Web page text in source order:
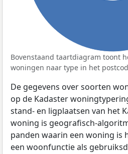
Bovenstaand taartdiagram toont
woningen naar type in het
De gegevens over soorten
op de Kadaster
stand- en ligplaatsen van het
woning is geografisch-
panden waarin een woning is
een woonfunctie als